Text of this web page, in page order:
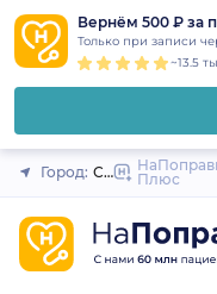
Вернём 500 ₽ за
Только при записи
~13.5
Город: Санкт-Плюс